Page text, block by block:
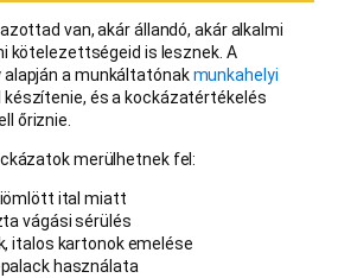
van, akár állandó, akár alkalmi
kötelezettségeid is lesznek. A
a munkáltatónakmunkahelyi
készítenie, és a kockázatértékelés
őriznie.
merülhetnek fel:
ital miatt
vágási sérülés
italos kartonok emelése
használata